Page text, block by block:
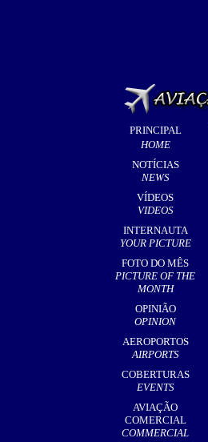
PRINCIPAL
HOME
NOTÍCIAS
NEWS
VÍDEOS
VIDEOS
INTERNAUTA
YOUR PICTURE
FOTO DO MÊS
PICTURE OF THE
MONTH
OPINIÃO
OPINION
AEROPORTOS
AIRPORTS
,
COBERTURAS
EVENTS
AVIAÇÃO
COMERCIAL
COMMERCIAL